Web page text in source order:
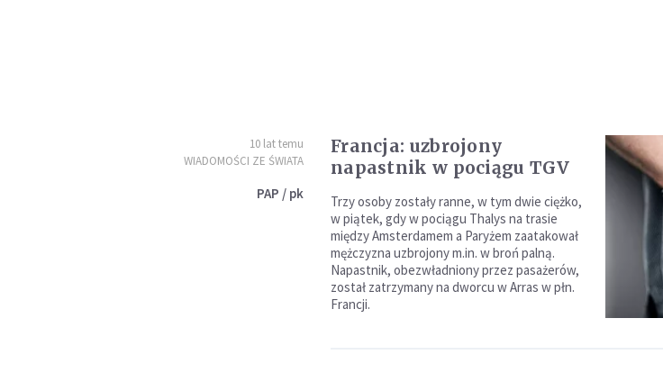
10 lat temu
WIADOMOŚCI ZE ŚWIATA
PAP / pk
Francja: uzbrojony
napastnik w pociągu TGV
Trzy osoby zostały ranne, w tym dwie ciężko,
w piątek, gdy w pociągu Thalys na trasie
między Amsterdamem a Paryżem zaatakował
mężczyzna uzbrojony m.in. w broń palną.
Napastnik, obezwładniony przez pasażerów,
został zatrzymany na dworcu w Arras w płn.
Francji.